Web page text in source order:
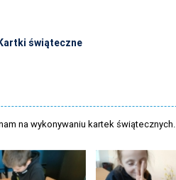
świąteczne
na wykonywaniu kartek świątecznych.